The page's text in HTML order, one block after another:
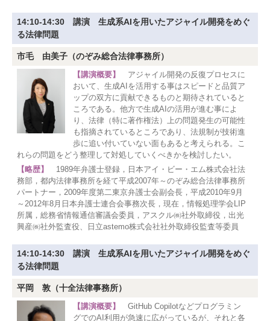
14:10-14:30 講演 生成系AIを用いたアジャイル開発をめぐ
る法律問題
市毛 由美子（のぞみ総合法律事務所）
【講演概要】
アジャイル開発の反復プロセスに
おいて、生成AIを活用する事はスピードと品質ア
ップの双方に貢献できるものと期待されていると
ころである。他方で生成AIの活用が進む事によ
り、法律（特に著作権法）上の問題発生の可能性
も指摘されているところであり、法規制が技術進
歩に追い付いていない面もあると考えられる。こ
れらの問題をどう整理して対処していくべきかを検討したい。
【略歴】
1989年弁護士登録，日本アイ・ビー・エム株式会社法
務部，都内法律事務所を経て平成2007年～のぞみ総合法律事務所
パートナー，2009年度第二東京弁護士会副会長，平成2010年9月
～2012年8月日本弁護士連合会事務次長，現在，情報処理学会LIP
所属，総務省情報通信審議会委員，アスクル㈱社外取締役，出光
興産㈱社外監査役、日立astemo株式会社社外取締役監査等委員
14:10-14:30 講演 生成系AIを用いたアジャイル開発をめぐ
る法律問題
平岡 敦（十全法律事務所）
【講演概要】
GitHub Copilotなどプログラミン
グでのAI利用が急速に広がっているが、それと各